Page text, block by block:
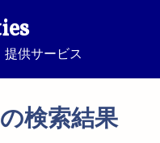
提供サービス
検索結果